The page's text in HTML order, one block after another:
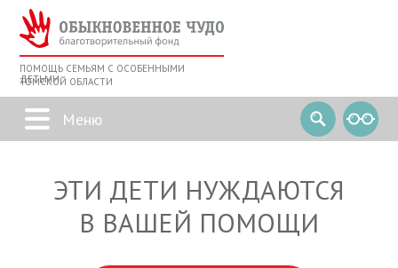
ПОМОЩЬ СЕМЬЯМ С ОСОБЕННЫМИ
ДЕТЬМИ
ТОМСКОЙ ОБЛАСТИ
ЭТИ ДЕТИ НУЖДАЮТСЯ
В ВАШЕЙ ПОМОЩИ